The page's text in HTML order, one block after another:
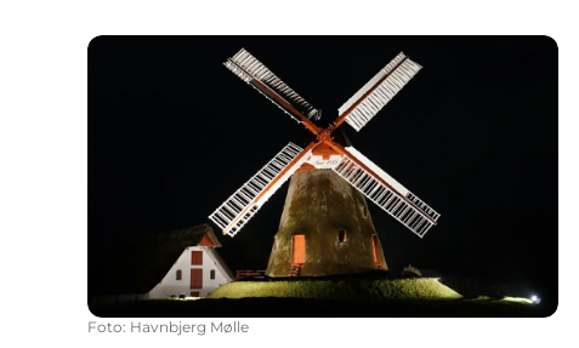
Havnbjerg Mølle - Geschichte
Foto: Havnbjerg Mølle